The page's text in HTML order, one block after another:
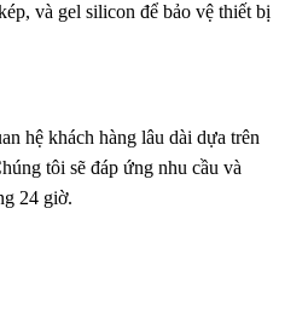
và gel silicon để bảo vệ thiết bị
hệ khách hàng lâu dài dựa trên
tôi sẽ đáp ứng nhu cầu và
24 giờ.